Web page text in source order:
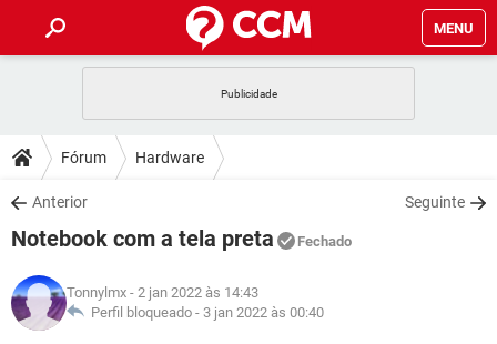
MENU
CELULAR
OUTLOOK
INSTAGRAM GMAIL
GUIA DE COMPRAS
DICAS
JOGOS
INSTAGRAM
GUIA DE COMPRAS
DOWNLOADS
JOGOS WHATSAPP
CELULAR
OUTLOOK EXCEL
JOGOS
CELULAR
GLOSSÁRIO
Fórum Hardware
Anterior Seguinte
Notebook com a tela preta Fechado
Tonnylmx - 2 jan 2022 às 14:43
Perfil bloqueado - 3 jan 2022 às 00:40